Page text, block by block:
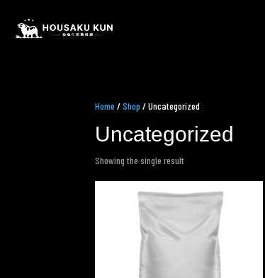
Home /Shop / Uncategorized
Uncategorized
Showing the single result